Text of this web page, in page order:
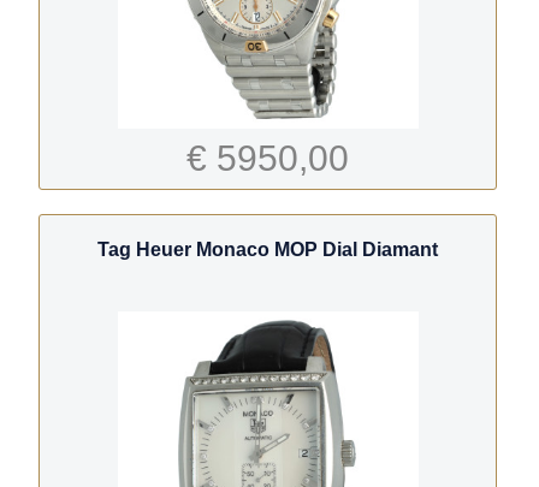
€ 5950,00
Tag Heuer Monaco MOP Dial Diamant